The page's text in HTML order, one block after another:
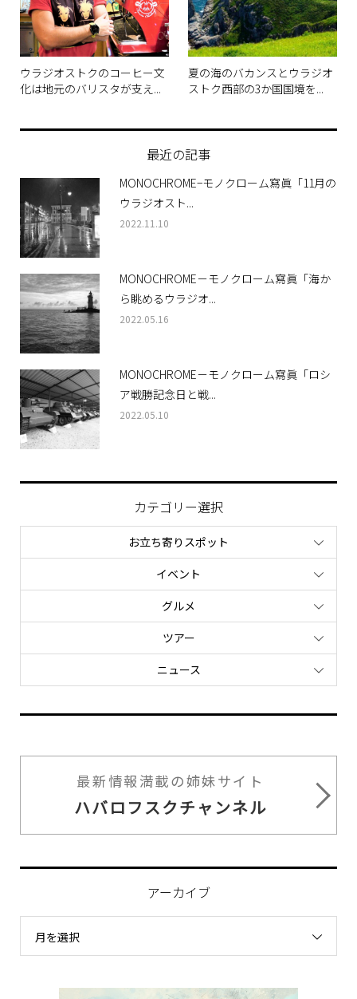
ウラジオストクのコーヒー文
化は地元のバリスタが支え...
夏の海のバカンスとウラジオ
ストク西部の3か国国境を...
最近の記事
MONOCHROME−モノクローム寫眞「11月の
ウラジオスト...
2022.11.10
MONOCHROME－モノクローム寫眞「海か
ら眺めるウラジオ...
2022.05.16
MONOCHROME－モノクローム寫眞「ロシ
ア戦勝記念日と戦...
2022.05.10
カテゴリー選択
お立ち寄りスポット
イベント
グルメ
ツアー
ニュース
最新情報満載の姉妹サイト
ハバロフスクチャンネル
アーカイブ
月を選択